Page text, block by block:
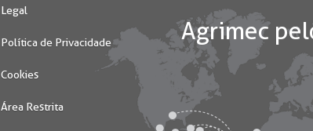
Legal
Política de Privacidade
Cookies
Área Restrita